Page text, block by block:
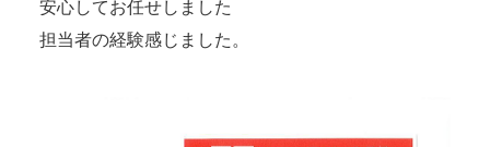
安心してお任せしました
担当者の経験感じました。